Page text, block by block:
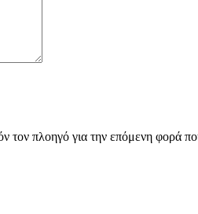
τον πλοηγό για την επόμενη φορά